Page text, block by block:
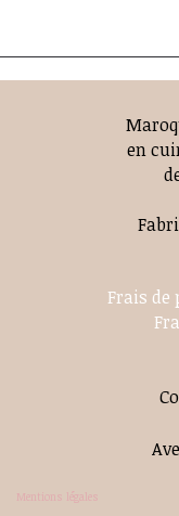
en
Frais
Mentions légales